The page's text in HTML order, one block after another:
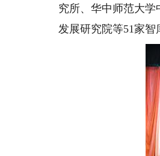
究所、华中师范大
发展研究院等51家智